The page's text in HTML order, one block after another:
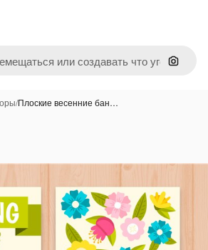
Поиск
/Плоские весенние бан…